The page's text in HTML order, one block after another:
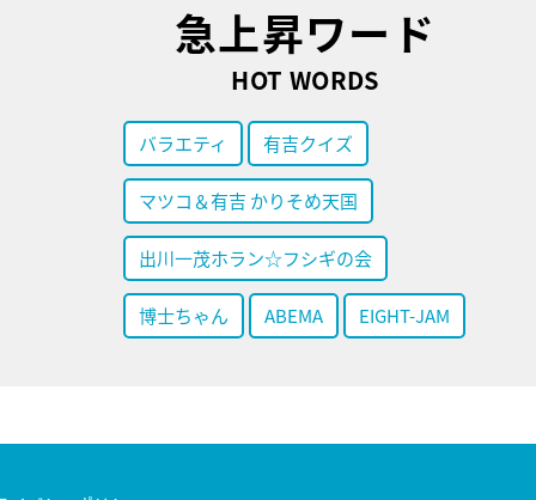
急上昇ワード
HOT WORDS
バラエティ 有吉クイズ
マツコ＆有吉 かりそめ天国
出川一茂ホラン☆フシギの会
博士ちゃん ABEMA EIGHT-JAM